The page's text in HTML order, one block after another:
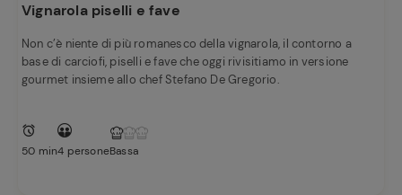
Vignarola piselli e fave
Non c’è niente di più romanesco della vignarola, il contorno a
base di carciofi, piselli e fave che oggi rivisitiamo in versione
gourmet insieme allo chef Stefano De Gregorio.
50 min4 personeBassa